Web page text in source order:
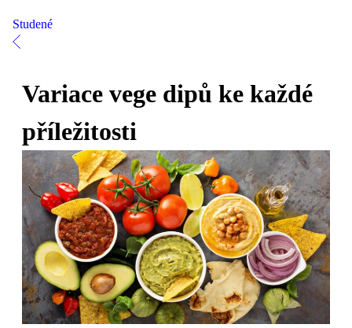
Studené
Variace vege dipů ke každé
příležitosti